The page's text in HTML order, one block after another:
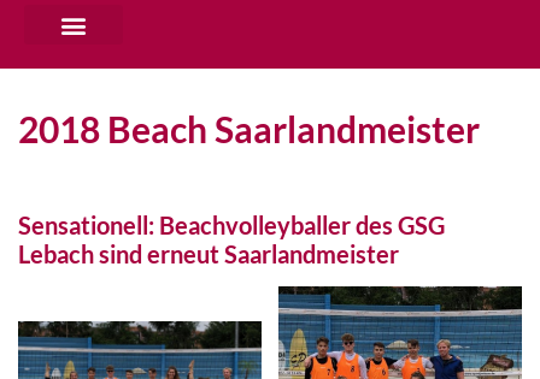
2018 Beach Saarlandmeister
Sensationell: Beachvolleyballer des GSG
Lebach sind erneut Saarlandmeister